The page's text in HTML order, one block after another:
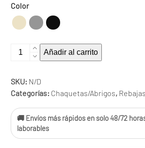
Color
Chaqueta
Añadir al carrito
SKU: N/D
Categorías: Chaquetas/Abrigos, Rebajas
🚚 Envíos más rápidos en solo 48/72
laborables